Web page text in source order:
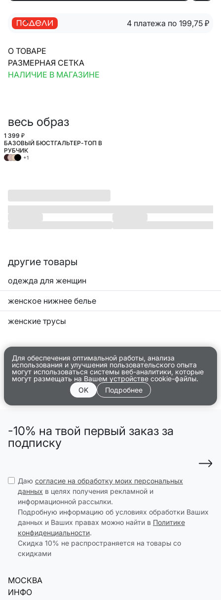
4 платежа по 199,75 ₽
О ТОВАРЕ
РАЗМЕРНАЯ СЕТКА
НАЛИЧИЕ В МАГАЗИНЕ
весь образ
1 399 ₽
БАЗОВЫЙ БЮСТГАЛЬТЕР-ТОП В
РУБЧИК
+1
другие товары
одежда для женщин
женское нижнее белье
женские трусы
Для обеспечения оптимальной работы, анализа
использования и улучшения пользовательского опыта
могут использоваться системы веб-аналитики, которые
могут размещать на Вашем устройстве cookie-файлы.
OK
Подробнее
-10% на твой первый заказ за
подписку
Даю согласие на обработку моих персональных
данных в целях получения рекламной и
информационной рассылки.
Подробную информацию об условиях обработки Ваших
данных и Ваших правах можно найти в Политике
конфиденциальности.
Скидка 10% не распространяется на товары со
скидками
МОСКВА
ИНФО